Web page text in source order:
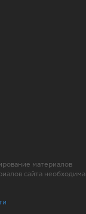
материалов
сайта необходима